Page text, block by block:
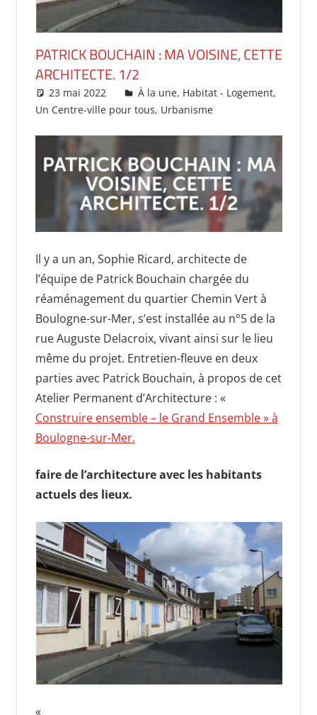
PATRICK BOUCHAIN : MA VOISINE, CETTE
ARCHITECTE. 1/2
23 mai 2022 christopheapprill
À la une, Habitat - Logement,
Un Centre-ville pour tous, Urbanisme
Il y a un an, Sophie Ricard, architecte de
l’équipe de Patrick Bouchain chargée du
réaménagement du quartier Chemin Vert à
Boulogne-sur-Mer, s’est installée au n°5 de la
rue Auguste Delacroix, vivant ainsi sur le lieu
même du projet. Entretien-fleuve en deux
parties avec Patrick Bouchain, à propos de cet
Atelier Permanent d’Architecture : «
Construire ensemble – le Grand Ensemble » à
Boulogne-sur-Mer.
faire de l’architecture avec les habitants
actuels des lieux.
«